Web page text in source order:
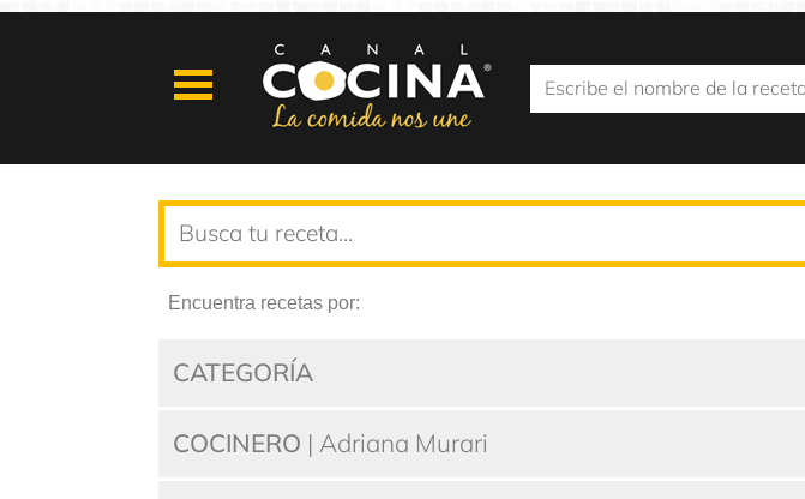
Encuentra recetas por:
CATEGORÍA
COCINERO | Adriana Murari